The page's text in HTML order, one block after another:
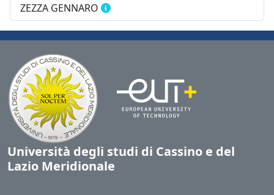
ZEZZA GENNARO
Università degli studi di Cassino e del
Lazio Meridionale